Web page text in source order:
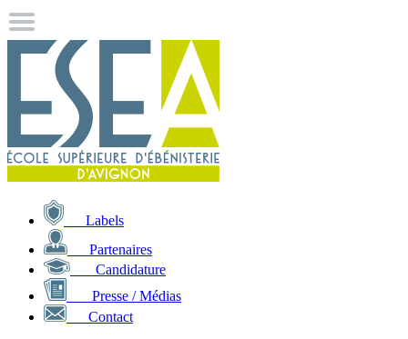
Labels
Partenaires
Candidature
Presse / Médias
Contact